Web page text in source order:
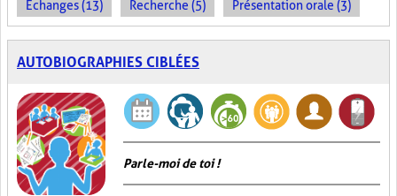
Échanges (13) Recherche (5) Présentation orale (3)
AUTOBIOGRAPHIES CIBLÉES
Parle-moi de toi !